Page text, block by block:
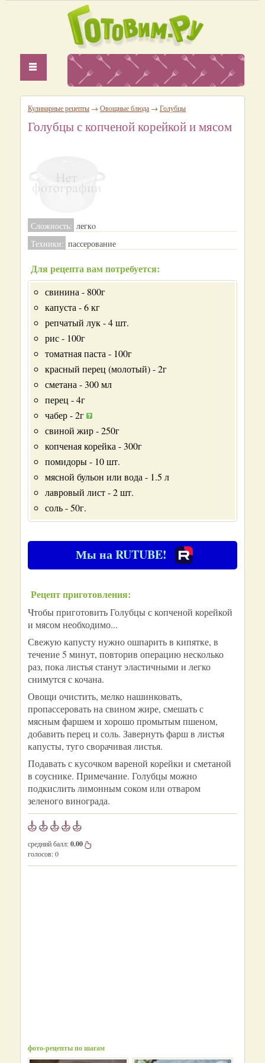
Кулинарные рецепты → Овощные блюда → Голубцы
Голубцы с копченой корейкой и мясом
Сложность: легкo
Техники: пассерование
Для рецепта вам потребуется:
свинина - 800г
капуста - 6 кг
репчатый лук - 4 шт.
рис - 100г
томатная паста - 100г
красный перец (молотый) - 2г
сметана - 300 мл
перец - 4г
чабер - 2г
свиной жир - 250г
копченая корейка - 300г
помидоры - 10 шт.
мясной бульон или вода - 1.5 л
лавровый лист - 2 шт.
соль - 50г.
Мы на RUTUBE!
Рецепт приготовления:
Чтобы приготовить Голубцы с копченой корейкой
и мясом необходимо...
Свежую капусту нужно ошпарить в кипятке, в
течение 5 минут, повторив операцию несколько
раз, пока листья станут эластичными и легко
снимутся с кочана.
Овощи очистить, мелко нашинковать,
пропассеровать на свином жире, смешать с
мясным фаршем и хорошо промытым пшеном,
добавить перец и соль. Завернуть фарш в листья
капусты, туго сворачивая листья.
Подавать с кусочком вареной корейки и сметаной
в соуснике. Примечание. Голубцы можно
подкислить лимонным соком или отваром
зеленого винограда.
средний балл:0.00
голосов:0
фото-рецепты по шагам